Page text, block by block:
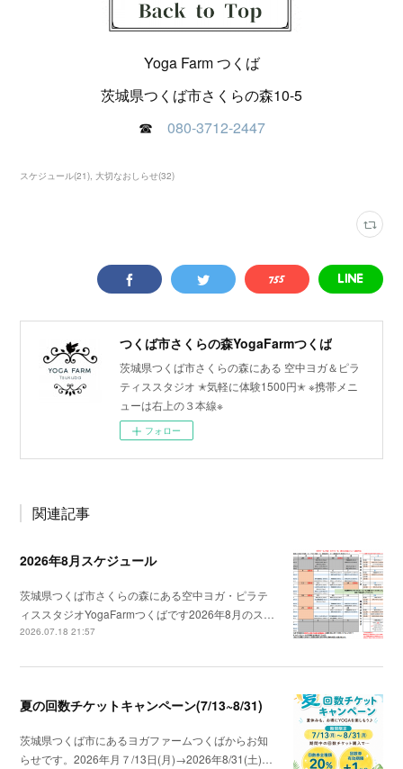
Yoga Farm つくば
茨城県つくば市さくらの森10-5
☎ 080-3712-2447
スケジュール(21) 大切なおしらせ(32)
つくば市さくらの森YogaFarmつくば
茨城県つくば市さくらの森にある 空中ヨガ＆ピラ
ティススタジオ ✭気軽に体験1500円✭ ※携帯メニ
ューは右上の３本線※
フォロー
関連記事
2026年8月スケジュール
茨城県つくば市さくらの森にある空中ヨガ・ピラテ
ィススタジオYogaFarmつくばです2026年8月のス…
2026.07.18 21:57
夏の回数チケットキャンペーン(7/13~8/31)
茨城県つくば市にあるヨガファームつくばからお知
らせです。2026年月７/13日(月)→2026年8/31(土)…